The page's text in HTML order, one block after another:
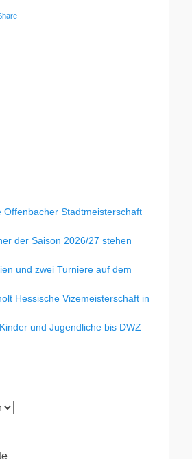
Offenbacher Stadtmeisterschaft
der Saison 2026/27 stehen
und zwei Turniere auf dem
Hessische Vizemeisterschaft in
und Jugendliche bis DWZ